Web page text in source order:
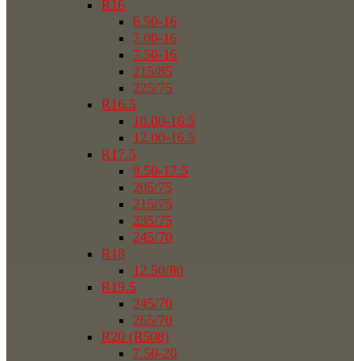
R16
6.50-16
7.00-16
7.50-16
215/85
225/75
R16.5
10.00-16.5
12.00-16.5
R17.5
9.50-17.5
205/75
215/75
235/75
245/70
R18
12.50/80
R19.5
245/70
265/70
R20 (R508)
7.50-20